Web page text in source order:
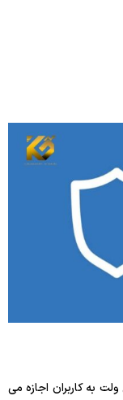
به کاربران اجازه می